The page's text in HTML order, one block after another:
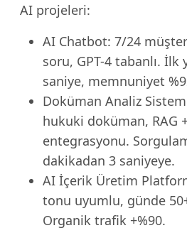
AI projeleri:
AI Chatbot: 7/24
soru, GPT-4 tabanlı. İlk
saniye, memnuniyet
Doküman Analiz
hukuki doküman, RAG
entegrasyonu.
dakikadan 3 saniyeye.
AI İçerik Üretim
tonu uyumlu, günde
Organik trafik +%90.